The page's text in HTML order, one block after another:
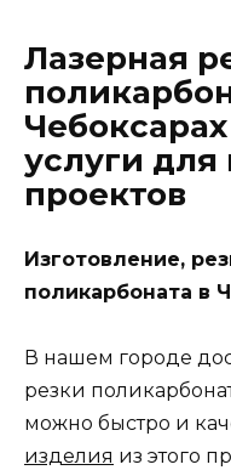
Лазерная
услуги для
проектов
Изготовление,
поликарбоната в
В нашем городе
резки
можно быстро и
изделия из этого